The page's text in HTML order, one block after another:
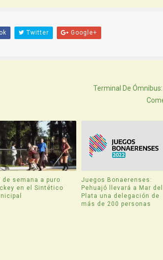
Twitter Google+
Terminal De
de semana a puro
en el Sintético
Juegos Bonaerenses:
Pehuajó llevará a Mar del
Plata una delegación de
más de 200 personas